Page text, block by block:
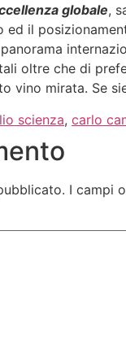
globale,
il
oltre che di
vino mirata. Se
scienza, carlo
I campi